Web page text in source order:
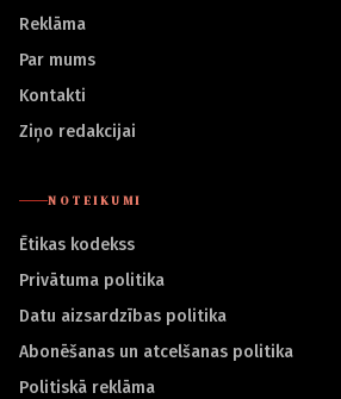
Reklāma
Par mums
Kontakti
Ziņo redakcijai
NOTEIKUMI
Ētikas kodekss
Privātuma politika
Datu aizsardzības politika
Abonēšanas un atcelšanas politika
Politiskā reklāma